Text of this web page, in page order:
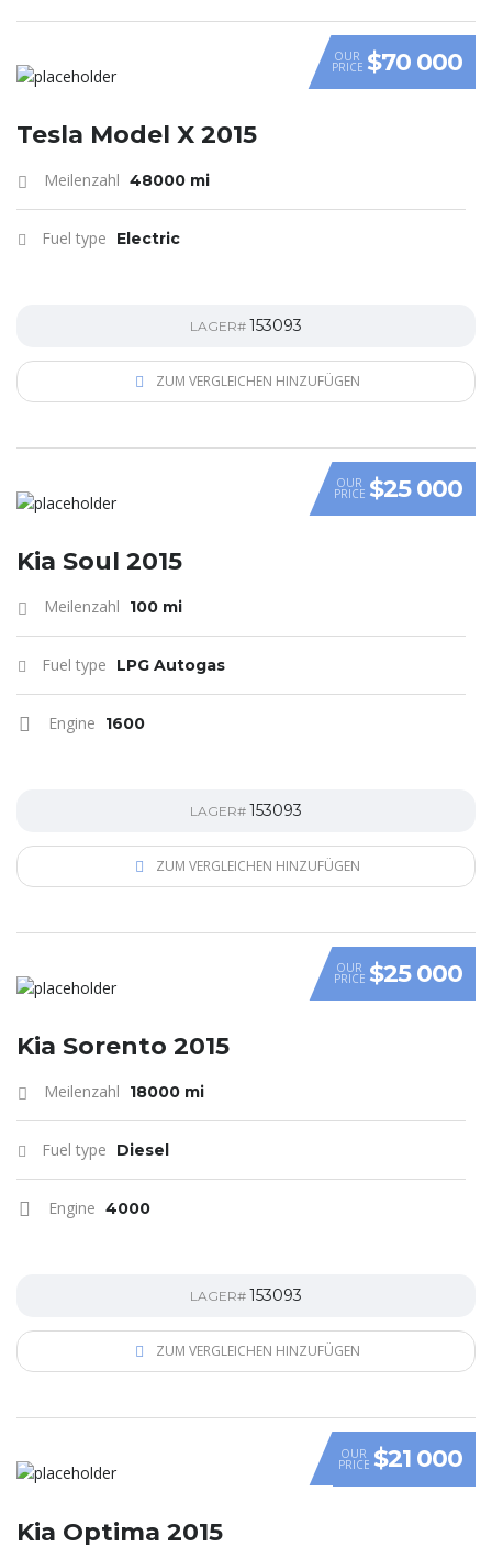
OUR
PRICE $70 000
Tesla Model X 2015
Meilenzahl 48000 mi
Fuel type Electric
LAGER# 153093
ZUM VERGLEICHEN HINZUFÜGEN
VIDEO
OUR
PRICE $25 000
Kia Soul 2015
Meilenzahl 100 mi
Fuel type LPG Autogas
Engine 1600
LAGER# 153093
ZUM VERGLEICHEN HINZUFÜGEN
OUR
PRICE $25 000
Kia Sorento 2015
Meilenzahl 18000 mi
Fuel type Diesel
Engine 4000
LAGER# 153093
ZUM VERGLEICHEN HINZUFÜGEN
OUR
PRICE $21 000
Kia Optima 2015